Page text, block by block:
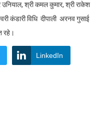
उनियाल, श्री कमल कुमार, श्री राकेश
कंडारी विधि दीपाली अरनव गुसाई
रहे।
LinkedIn